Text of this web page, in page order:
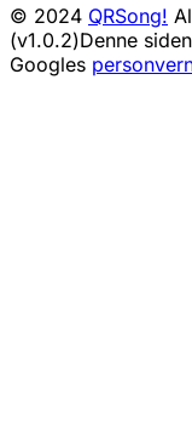
© 2024 QRSong!
(v1.0.2)Denne
Googles